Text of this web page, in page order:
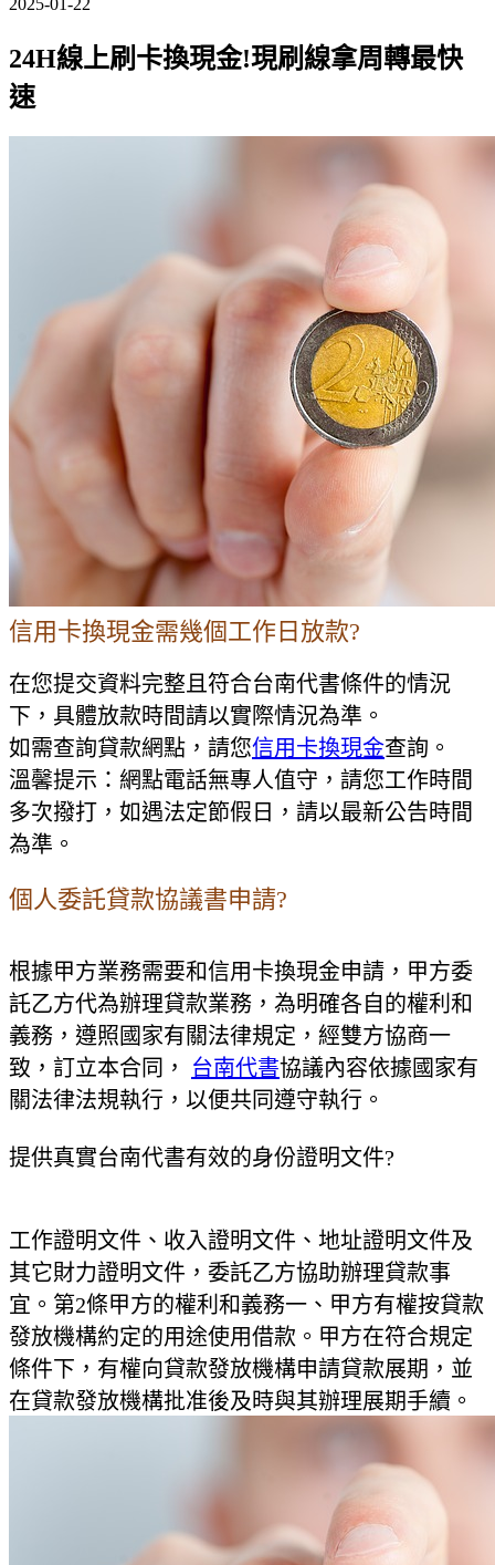
2025-01-22
24H線上刷卡換現金!現刷線拿周轉最快
速
信用卡換現金需幾個工作日放款?
在您提交資料完整且符合台南代書條件的情況
下，具體放款時間請以實際情況為準。
如需查詢貸款網點，請您信用卡換現金查詢。
溫馨提示：網點電話無專人值守，請您工作時間
多次撥打，如遇法定節假日，請以最新公告時間
為準。
個人委託貸款協議書申請?
根據甲方業務需要和信用卡換現金申請，甲方委
託乙方代為辦理貸款業務，為明確各自的權利和
義務，遵照國家有關法律規定，經雙方協商一
致，訂立本合同， 台南代書協議內容依據國家有
關法律法規執行，以便共同遵守執行。
提供真實台南代書有效的身份證明文件?
工作證明文件、收入證明文件、地址證明文件及
其它財力證明文件，委託乙方協助辦理貸款事
宜。第2條甲方的權利和義務一、甲方有權按貸款
發放機構約定的用途使用借款。甲方在符合規定
條件下，有權向貸款發放機構申請貸款展期，並
在貸款發放機構批准後及時與其辦理展期手續。